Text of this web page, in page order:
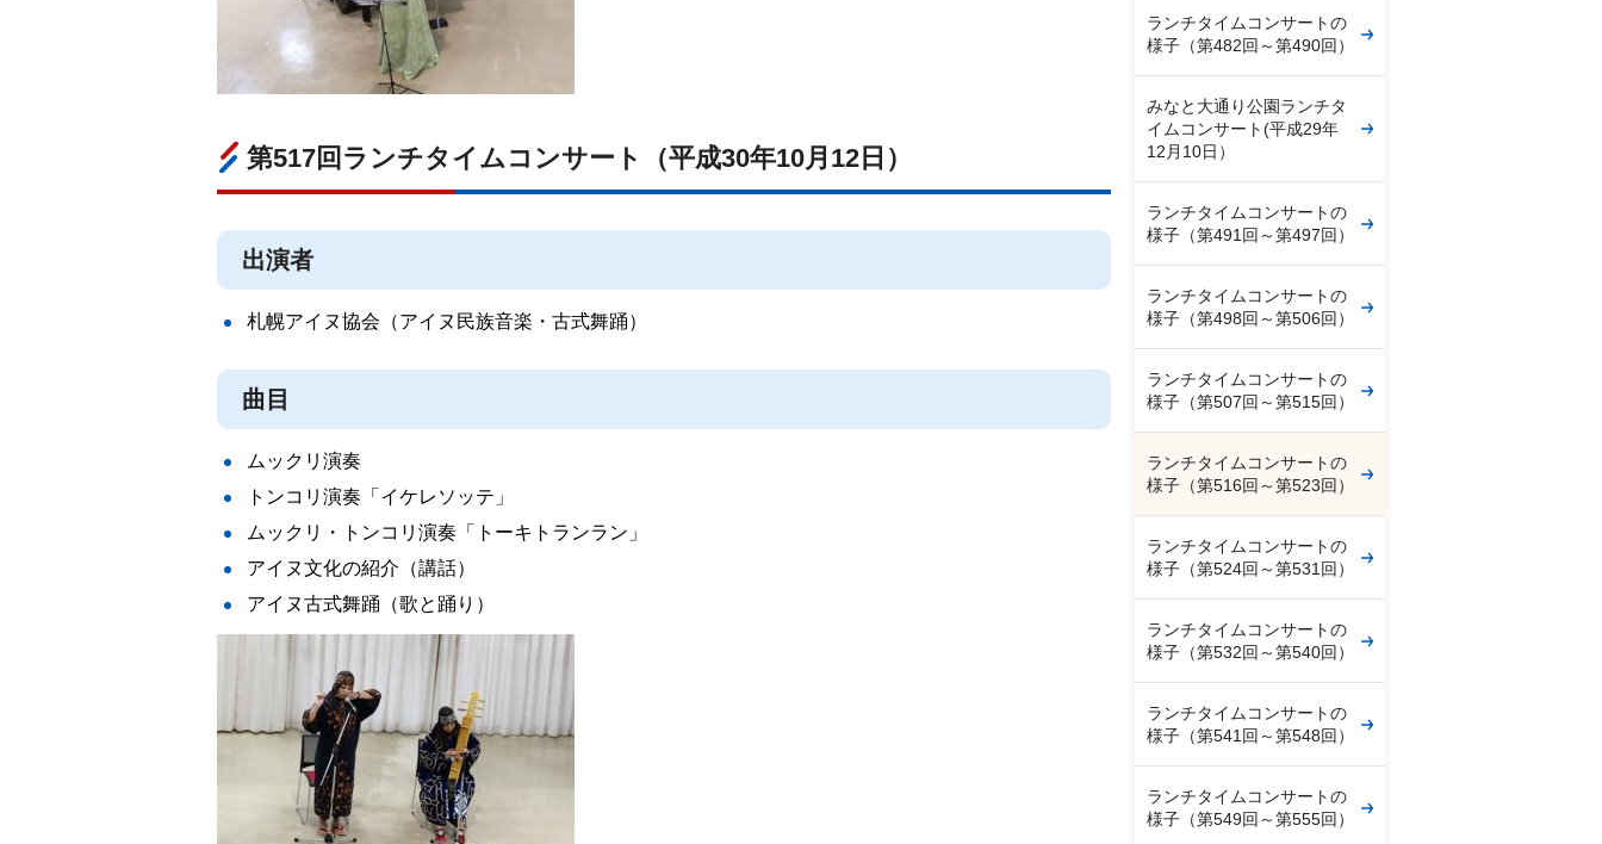
第517回ランチタイムコンサート（平成30年10月12日）
出演者
札幌アイヌ協会（アイヌ民族音楽・古式舞踊）
曲目
ムックリ演奏
トンコリ演奏「イケレソッテ」
ムックリ・トンコリ演奏「トーキトランラン」
アイヌ文化の紹介（講話）
アイヌ古式舞踊（歌と踊り）
ランチタイムコンサートの
様子（第482回～第490回）
みなと大通り公園ランチタ
イムコンサート(平成29年
12月10日）
ランチタイムコンサートの
様子（第491回～第497回）
ランチタイムコンサートの
様子（第498回～第506回）
ランチタイムコンサートの
様子（第507回～第515回）
ランチタイムコンサートの
様子（第516回～第523回）
ランチタイムコンサートの
様子（第524回～第531回）
ランチタイムコンサートの
様子（第532回～第540回）
ランチタイムコンサートの
様子（第541回～第548回）
ランチタイムコンサートの
様子（第549回～第555回）